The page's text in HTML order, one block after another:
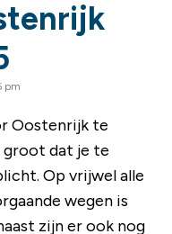
pm
Oostenrijk te
groot dat je te
Op vrijwel alle
wegen is
zijn er ook nog